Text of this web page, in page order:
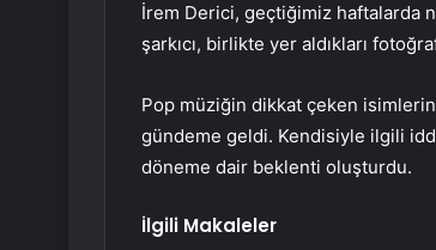
İrem Derici, geçtiğimiz haftalarda
şarkıcı, birlikte yer aldıkları
Pop müziğin dikkat çeken
gündeme geldi. Kendisiyle ilgili
döneme dair beklenti oluşturdu.
İlgili Makaleler